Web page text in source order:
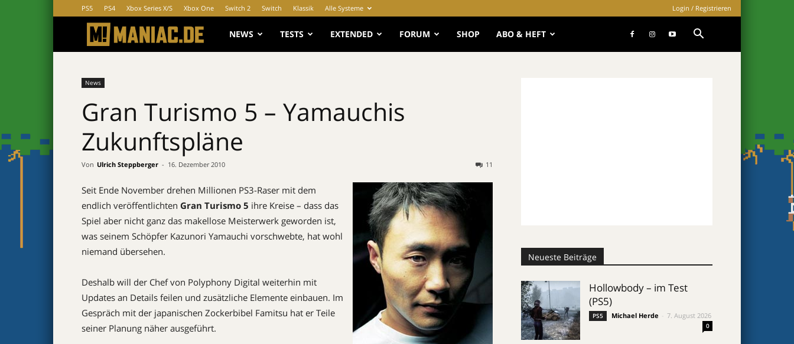
PS5 PS4 Xbox Series X/S Xbox One Switch 2 Switch Klassik Alle Systeme Login / Registrieren
MANIAC.de
NEWS TESTS EXTENDED FORUM SHOP ABO & HEFT
News
Gran Turismo 5 – Yamauchis
Zukunftspläne
Von Ulrich Steppberger - 16. Dezember 2010 11
Seit Ende November drehen Millionen PS3-Raser mit dem
endlich veröffentlichten Gran Turismo 5 ihre Kreise – dass das
Spiel aber nicht ganz das makellose Meisterwerk geworden ist,
was seinem Schöpfer Kazunori Yamauchi vorschwebte, hat wohl
niemand übersehen.
Deshalb will der Chef von Polyphony Digital weiterhin mit
Updates an Details feilen und zusätzliche Elemente einbauen. Im
Gespräch mit der japanischen Zockerbibel Famitsu hat er Teile
seiner Planung näher ausgeführt.
Neueste Beiträge
Hollowbody – im Test
(PS5)
PS5 Michael Herde 7. August 2026
0